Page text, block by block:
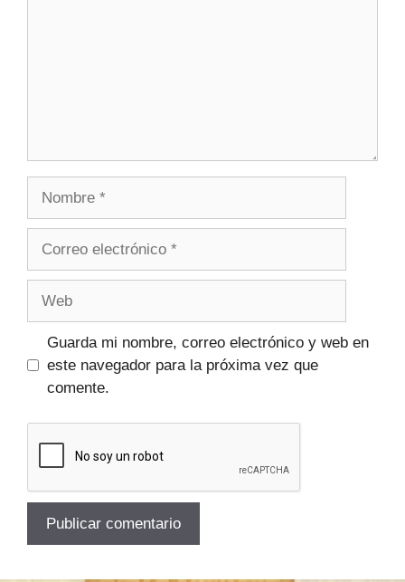
Guarda mi nombre, correo electrónico y web en
este navegador para la próxima vez que
comente.